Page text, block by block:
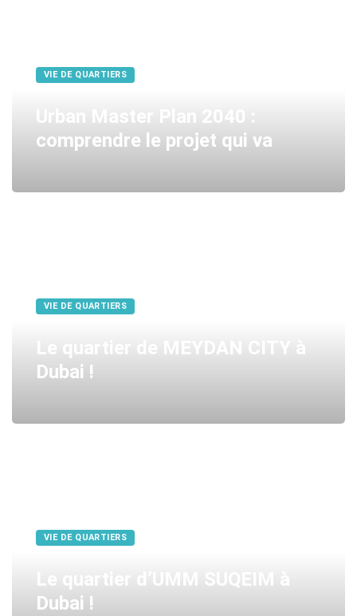
VIE DE QUARTIERS
Urban Master Plan 2040 :
comprendre le projet qui va
VIE DE QUARTIERS
Le quartier de MEYDAN CITY à
Dubai !
VIE DE QUARTIERS
Le quartier d’UMM SUQEIM à
Dubai !